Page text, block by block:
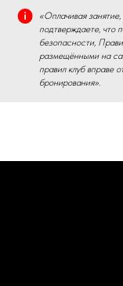
«Оплачивая занятие,
подтверждаете, что
безопасности,
размещёнными на
правил клуб вправе
бронирования».